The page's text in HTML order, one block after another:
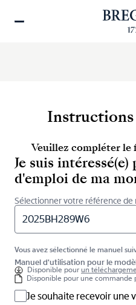
Veuillez compléter le
Je suis
d'emploi de ma
Sélectionner votre référence
2025BH289W6
Vous avez sélectionné le manuel
Manuel d'utilisation pour le
Disponible pourun
Disponible pour une commande
Je souhaite recevoir une